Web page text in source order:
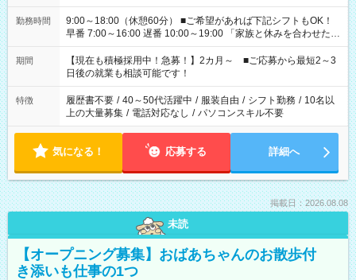
勤務時間
9:00～18:00（休憩60分） ■ご希望があれば下記シフトもOK！
早番 7:00～16:00 遅番 10:00～19:00 「家族と休みを合わせた
い」 「余裕を持って夕飯の準備がしたい」 「できれば残業はし
たくない」 など、ご希望を教えてくださいね。 ※Wワーク希望
の方へ 今ご覧のお仕事で希望する勤務時間と、もう1つのお仕事
の勤務時間。 合計で週40時間を超える場合は応募できません。
期間
【現在も積極採用中！急募！】2カ月～ ■ご応募から最短2～3
日後の就業も相談可能です！
特徴 履歴書不要 / 40～50代活躍中 / 服装自由 / シフト勤務 / 10名以
上の大量募集 / 電話対応なし / パソコンスキル不要
気になる！ 応募する 詳細へ
掲載日：2026.08.08
未読
【オープニング募集】おばあちゃんのお散歩付
き添いも仕事の1つ